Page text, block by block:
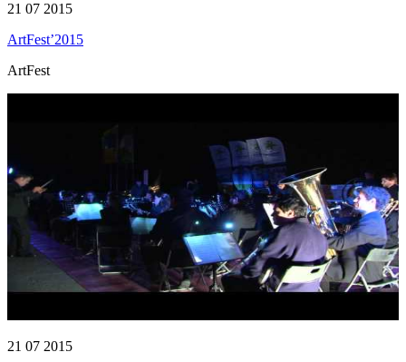
21 07 2015
ArtFest’2015
ArtFest
21 07 2015